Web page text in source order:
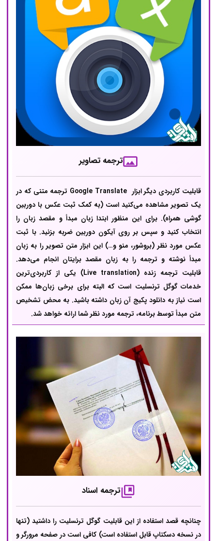
ترجمه تصاویر
قابلیت کاربردی دیگر ابزار ‌ Google Translate ترجمه متنی که در
یک تصویر مشاهده می‌کنید است (به کمک ثبت عکس با دوربین
گوشی همراه). برای این منظور ابتدا زبان مبدأ و مقصد زبان را
انتخاب کنید و سپس بر روی آیکون دوربین ضربه بزنید. با ثبت
عکس مورد نظر (بروشور، منو و…) این ابزار متن تصویر را به زبان
مبدأ نوشته و ترجمه را به زبان مقصد برایتان انجام می‌دهد.
قابلیت ترجمه زنده (Live translation) یکی از کاربردی‌ترین
خدمات گوگل ترنسلیت است که البته برای برخی زبان‌ها ممکن
است نیاز به دانلود پکیج آن زبان داشته باشید. به محض تشخیص
متن مبدأ توسط برنامه، ترجمه مورد نظر شما ارائه خواهد شد.
ترجمه اسناد
چنانچه قصد استفاده از این قابلیت گوگل ترنسلیت را داشتید (تنها
در نسخه دسکتاپ قابل استفاده است)‌ کافی است در صفحه مرورگر و